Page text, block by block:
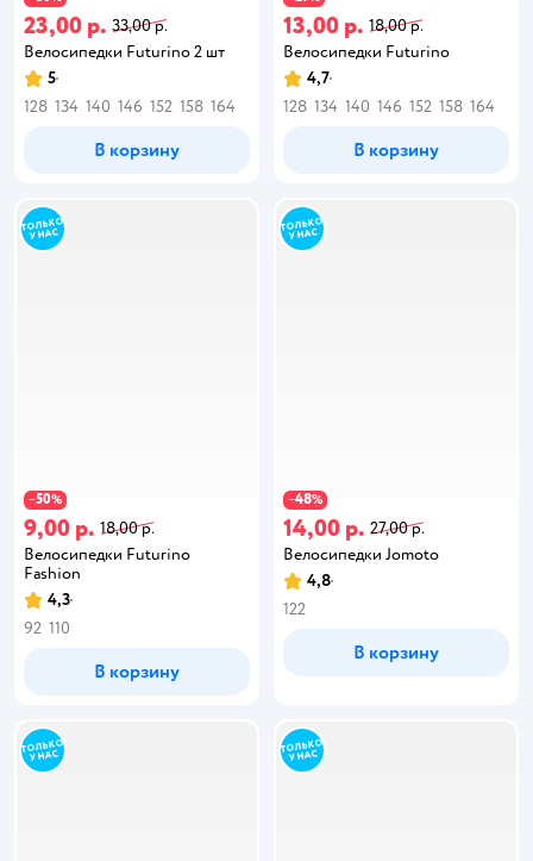
23,00 р. 33,00 р.
Велосипедки Futurino 2 шт
5
128 134 140 146 152 158 164
В корзину
13,00 р. 18,00 р.
Велосипедки Futurino
4,7
128 134 140 146 152 158 164
В корзину
−50%
9,00 р. 18,00 р.
Велосипедки Futurino
Fashion
4,3
92 110
В корзину
−48%
14,00 р. 27,00 р.
Велосипедки Jomoto
4,8
122
В корзину